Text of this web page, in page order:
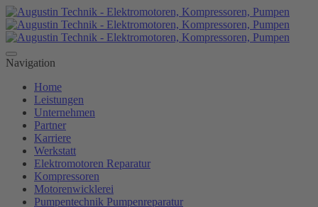
Navigation
Home
Leistungen
Unternehmen
Partner
Karriere
Werkstatt
Elektromotoren Reparatur
Kompressoren
Motorenwicklerei
Pumpentechnik Pumpenreparatur